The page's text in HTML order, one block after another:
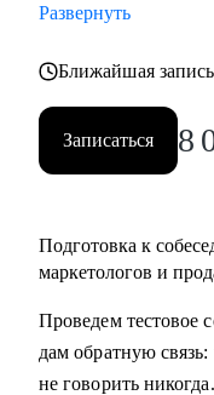
карьеры, если
• Как перейти в
Кому могу помочь:
Развернуть
Ближайшая запись
Записаться 8
Подготовка к собеседованию для
маркетологов и
Проведем тестовое
дам обратную
не говорить никогда.